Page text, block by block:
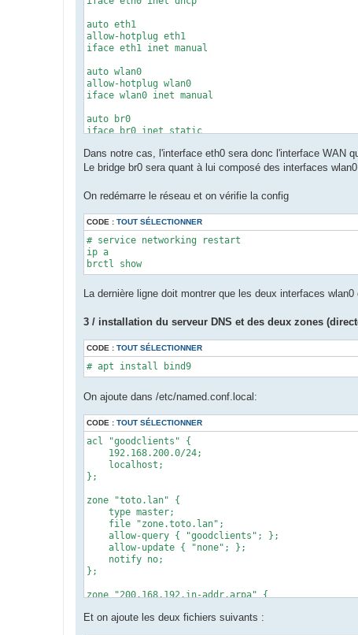
auto eth1
allow-hotplug eth1
iface eth1 inet manual
auto wlan0
allow-hotplug wlan0
iface wlan0 inet manual
auto br0
iface br0 inet static
	bridge_ports eth1 wlan0
	bridge_stp off
Dans notre cas, l'interface eth0 sera donc l'interface WAN
Le bridge br0 sera quant à lui composé des interfaces
On redémarre le réseau et on vérifie la config
CODE : TOUT SÉLECTIONNER
# service networking restart
ip a
brctl show
La dernière ligne doit montrer que les deux interfaces
3 / installation du serveur DNS et des deux zones
CODE : TOUT SÉLECTIONNER
# apt install bind9
On ajoute dans /etc/named.conf.local:
CODE : TOUT SÉLECTIONNER
acl "goodclients" {
    192.168.200.0/24;
    localhost;
};
zone "toto.lan" {
    type master;
    file "zone.toto.lan";
    allow-query { "goodclients"; };
    allow-update { "none"; };
    notify no;
};
zone "200.168.192.in-addr.arpa" {
    file "zone.toto.lan.rev";
Et on ajoute les deux fichiers suivants :